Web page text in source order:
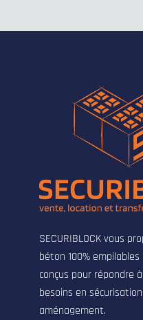
SECURIBLOCK vous
béton 100%
conçus pour répondre
besoins en
aménagement.